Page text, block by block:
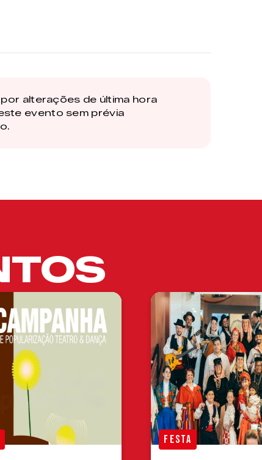
alterações de última hora
evento sem prévia
FESTA